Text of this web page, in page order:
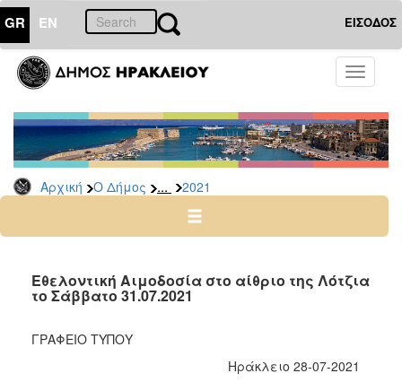
GR EN ΕΙΣΟΔΟΣ
Toggle
Αρχική Ο Δήμος ... 2021
ΔΗΜΟΣ
Δελτία
Τύπου
Αρχείο
2026
2024
2022
2020
Εθελοντική Αιμοδοσία στο αίθριο της Λότζια
το Σάββατο 31.07.2021
ΓΡΑΦΕΙΟ ΤΥΠΟΥ
Ηράκλειο 28-07-2021